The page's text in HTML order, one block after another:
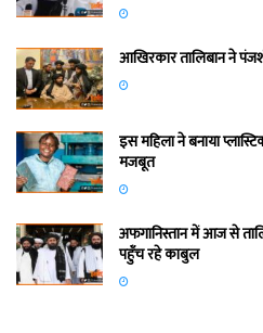
आखिरकार तालिबान ने
इस महिला ने बनाया
मजबूत
अफगानिस्तान में आज से
पहुँच रहे काबुल